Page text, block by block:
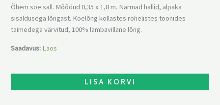
Õhem soe sall. Mõõdud 0,35 x 1,8 m. Narmad hallid, alpaka
sisaldusega lõngast. Koelõng kollastes rohelistes toonides
taimedega värvitud, 100% lambavillane lõng.
Saadavus: Laos
LISA KORVI